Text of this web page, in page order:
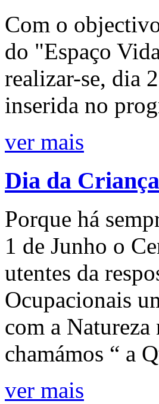
Com o
do "Espaço
realizar-se, dia
inserida no
ver mais
Dia da
Porque há
1 de Junho o
utentes da
Ocupacionais
com a Natureza
chamámos “ a
ver mais